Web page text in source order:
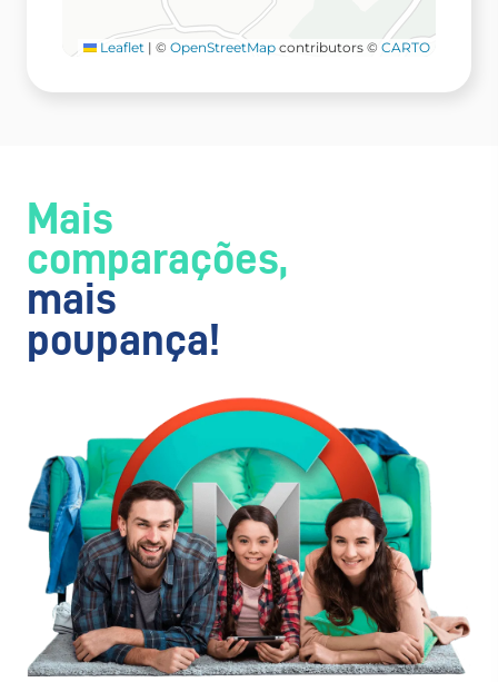
Leaflet | © OpenStreetMap contributors © CARTO
Mais
comparações,
mais
poupança!